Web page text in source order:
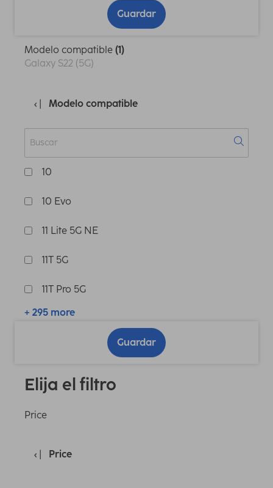
Guardar
Modelo compatible (1)
Galaxy S22 (5G)
Modelo compatible
10
10 Evo
11 Lite 5G NE
11T 5G
11T Pro 5G
+ 295 more
Guardar
Elija el filtro
Price
Price